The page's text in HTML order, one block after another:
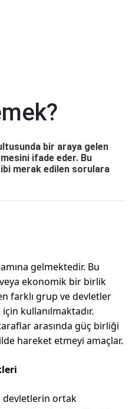
bir araya gelen
ifade eder. Bu
merak edilen sorulara
gelmektedir. Bu
ekonomik bir birlik
farklı grup ve devletler
kullanılmaktadır.
arasında güç birliği
hareket etmeyi amaçlar.
devletlerin ortak